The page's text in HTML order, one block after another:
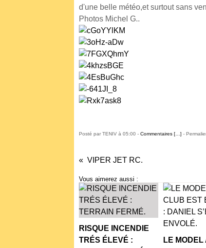
d'une belle météo,et surtout sans
Photos Michel G..
Posté par TENIV à 05:00 - Commentaires [ ] -
VIPER JET RC.
Vous aimerez aussi :
RISQUE INCENDIE
TRÉS ÉLEVÉ :
LE MODEL